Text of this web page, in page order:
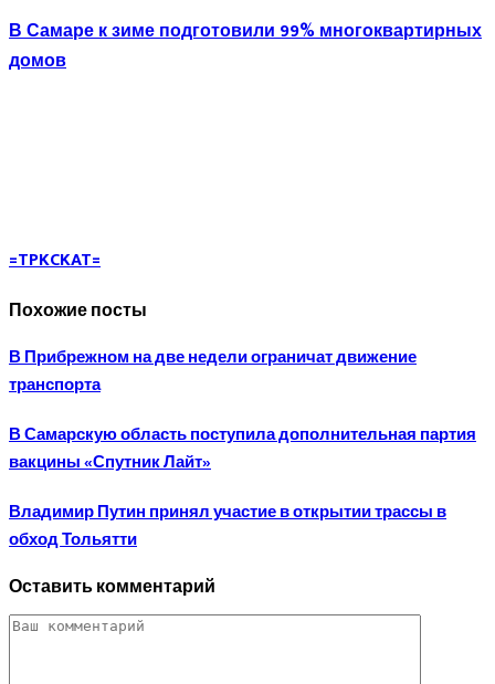
В Самаре к зиме подготовили 99% многоквартирных
домов
=TPKCKAT=
Похожие посты
В Прибрежном на две недели ограничат движение
транспорта
В Самарскую область поступила дополнительная партия
вакцины «Спутник Лайт»
Владимир Путин принял участие в открытии трассы в
обход Тольятти
Оставить комментарий